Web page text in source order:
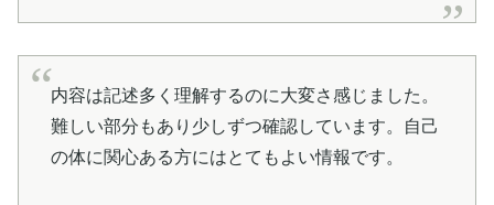
内容は記述多く理解するのに大変さ感じました。
難しい部分もあり少しずつ確認しています。自己
の体に関心ある方にはとてもよい情報です。